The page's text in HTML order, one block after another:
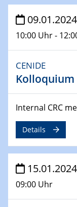
ICAN
ZBT
Das
07.02.2024
Online-
13.02.2024
Technology
ZBT
14.02.2024
grünem und
09.01.2024
10:00 Uhr
CENIDE
Kolloquium
Internal CRC
Details
15.01.2024
09:00 Uhr